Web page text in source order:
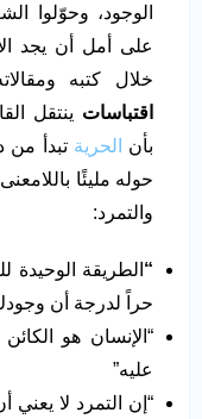
الوجود، وحوّلوا
على أمل أن يجد
خلال كتبه
اقتباسات ينتقل
بأن
الحريةتبدأ من
حوله مليئًا
والتمرد:
“ الطريقة
حراً لدرجة أن
“الإنسان هو
عليه”
“إن التمرد لا